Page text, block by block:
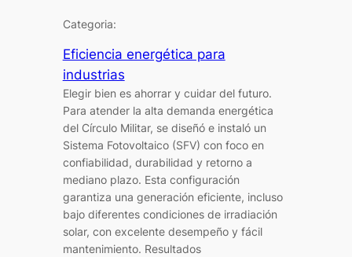
Categoria:
Eficiencia energética para
industrias
Elegir bien es ahorrar y cuidar del futuro.
Para atender la alta demanda energética
del Círculo Militar, se diseñó e instaló un
Sistema Fotovoltaico (SFV) con foco en
confiabilidad, durabilidad y retorno a
mediano plazo. Esta configuración
garantiza una generación eficiente, incluso
bajo diferentes condiciones de irradiación
solar, con excelente desempeño y fácil
mantenimiento. Resultados